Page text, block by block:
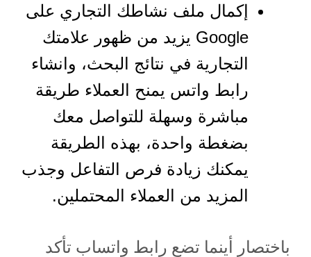
إكمال ملف نشاطك التجاري على
Google يزيد من ظهور علامتك
التجارية في نتائج البحث، وانشاء
رابط واتس يمنح العملاء طريقة
مباشرة وسهلة للتواصل معك
بضغطة واحدة، بهذه الطريقة
يمكنك زيادة فرص التفاعل وجذب
المزيد من العملاء المحتملين.
باختصار أينما تضع رابط واتساب تأكد